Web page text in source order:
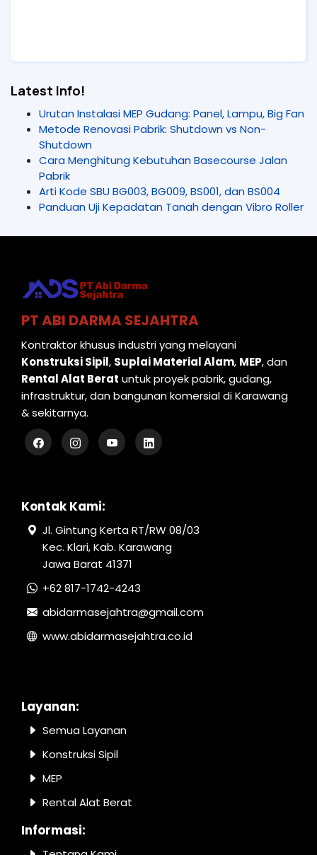
Latest Info!
Urutan Instalasi MEP Gudang: Panel, Lampu, Big Fan
Metode Renovasi Pabrik: Shutdown vs Non-
Shutdown
Cara Menghitung Kebutuhan Basecourse Jalan
Pabrik
Arti Kode SBU BG003, BG009, BS001, dan BS004
Panduan Uji Kepadatan Tanah dengan Vibro Roller
PT ABI DARMA SEJAHTRA
Kontraktor khusus industri yang melayani
Konstruksi Sipil, Suplai Material Alam, MEP, dan
Rental Alat Berat untuk proyek pabrik, gudang,
infrastruktur, dan bangunan komersial di Karawang
& sekitarnya.
Kontak Kami:
Jl. Gintung Kerta RT/RW 08/03
Kec. Klari, Kab. Karawang
Jawa Barat 41371
+62 817-1742-4243
abidarmasejahtra@gmail.com
www.abidarmasejahtra.co.id
Layanan:
Semua Layanan
Konstruksi Sipil
MEP
Rental Alat Berat
Informasi: